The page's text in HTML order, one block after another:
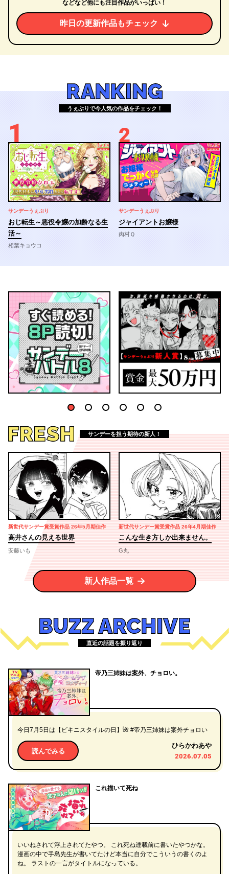
などなど他にも注目作品がいっぱい！
昨日の更新作品もチェック
RANKING
うぇぶりで今人気の作品をチェック！
サンデーうぇぶり
おじ転生～悪役令嬢の加齢なる生
活～
相葉キョウコ
サンデーうぇぶり
ジャイアントお嬢様
肉村Ｑ
FRESH サンデーを担う期待の新人！
新世代サンデー賞受賞作品 26年5月期佳作
高井さんの見える世界
安藤いも
新世代サンデー賞受賞作品 26年4月期佳作
こんな生き方しか出来ません。
G丸
新人作品一覧
BUZZ
ARCHIVE
直近の話題を振り返り
帝乃三姉妹は案外、チョロい。
今日7月5日は【ビキニスタイルの日】🌺 #帝乃三姉妹は案外チョロい
読んでみる
ひらかわあや
2026.07.05
これ描いて死ね
いいねされて浮上されてたやつ。 これ死ね連載前に書いたやつかな。
漫画の中で手島先生が書いてたけど本当に自分でこういうの書くのよ
ね。 ラストの一言がタイトルになっている。